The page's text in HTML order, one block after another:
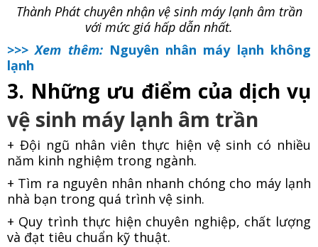
Thành Phát chuyên nhận vệ sinh máy lạnh âm trần
với mức giá hấp dẫn nhất.
>>> Xem thêm: Nguyên nhân máy lạnh không
lạnh
3. Những ưu điểm của dịch vụ
vệ sinh máy lạnh âm trần
+ Đội ngũ nhân viên thực hiện vệ sinh có nhiều
năm kinh nghiệm trong ngành.
+ Tìm ra nguyên nhân nhanh chóng cho máy lạnh
nhà bạn trong quá trình vệ sinh.
+ Quy trình thực hiện chuyên nghiệp, chất lượng
và đạt tiêu chuẩn kỹ thuật.